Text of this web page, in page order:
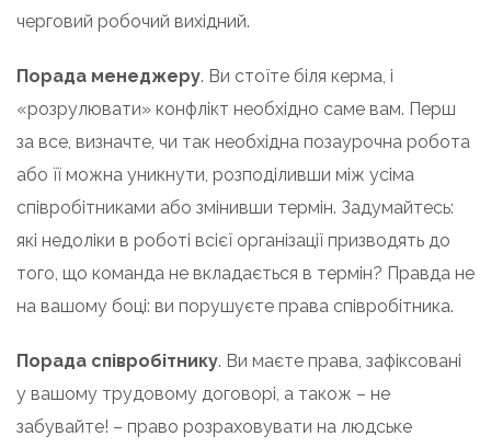
черговий робочий вихідний.
Порада менеджеру. Ви стоїте біля керма, і
«розрулювати» конфлікт необхідно саме вам. Перш
за все, визначте, чи так необхідна позаурочна робота
або її можна уникнути, розподіливши між усіма
співробітниками або змінивши термін. Задумайтесь:
які недоліки в роботі всієї організації призводять до
того, що команда не вкладається в термін? Правда не
на вашому боці: ви порушуєте права співробітника.
Порада співробітнику. Ви маєте права, зафіксовані
у вашому трудовому договорі, а також – не
забувайте! – право розраховувати на людське